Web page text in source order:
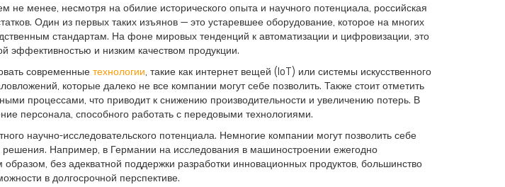
не менее, несмотря на обилие исторического опыта и научного потенциала, российская
Один из первых таких изъянов — это устаревшее оборудование, которое на многих
стандартам. На фоне мировых тенденций к автоматизации и цифровизации, это
эффективностью и низким качеством продукции.
современные технологии, такие как интернет вещей (IoT) или системы искусственного
которые далеко не все компании могут себе позволить. Также стоит отметить
процессами, что приводит к снижению производительности и увеличению потерь. В
персонала, способного работать с передовыми технологиями.
научно-исследовательского потенциала. Немногие компании могут позволить себе
Например, в Германии на исследования в машиностроении ежегодно
без адекватной поддержки разработки инновационных продуктов, большинство
в долгосрочной перспективе.